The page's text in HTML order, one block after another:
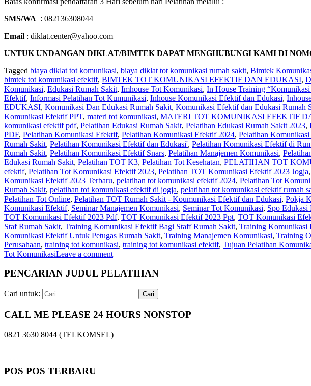
SMS/WA : 082136308044
Email : diklat.center@yahoo.com
UNTUK UNDANGAN DIKLAT/BIMTEK DAPAT MENGHUBUNGI KAMI DI
Tagged biaya diklat tot komunikasi, biaya diklat tot komunikasi rumah sakit, Bimtek
bimtek tot komunikasi efektif, BIMTEK TOT KOMUNIKASI EFEKTIF DAN EDUKASI,
Komunikasi, Edukasi Rumah Sakit, Imhouse Tot Komunikasi, In House Training
Efektif, Informasi Pelatihan Tot Kumunikasi, Inhouse Komunikasi Efektif dan Edukasi,
EDUKASI, Komunikasi Dan Edukasi Rumah Sakit, Komunikasi Efektif dan Edukasi Rumah
Komunikasi Efektif PPT, materi tot komunikasi, MATERI TOT KOMUNIKASI EFEKTIF
komunikasi efektif pdf, Pelatihan Edukasi Rumah Sakit, Pelatihan Edukasi Rumah Sakit 2023,
PDF, Pelatihan Komunikasi Efektif, Pelatihan Komunikasi Efektif 2024, Pelatihan
Rumah Sakit, Pelatihan Komunikasi Efektif dan Edukasi', Pelatihan Komunikasi Efektif di
Rumah Sakit, Pelatihan Komunikasi Efektif Snars, Pelatihan Manajemen Komunikasi,
Edukasi Rumah Sakit, Pelatihan TOT K3, Pelatihan Tot Kesehatan, PELATIHAN TOT
efektif, Pelatihan Tot Komunikasi Efektif 2023, Pelatihan TOT Komunikasi Efektif 2023 Jogja,
Komunikasi Efektif 2023 Terbaru, pelatihan tot komunikasi efektif 2024, Pelatihan Tot
Rumah Sakit, pelatihan tot komunikasi efektif di jogja, pelatihan tot komunikasi efektif rumah
Pelatihan Tot Online, Pelatihan TOT Rumah Sakit - Koumunikasi Efektif dan Edukasi, Pokja
Komunikasi Efektif, Seminar Manajemen Komunikasi, Seminar Tot Komunikasi, Spo Edukasi
TOT Komunikasi Efektif 2023 Pdf, TOT Komunikasi Efektif 2023 Ppt, TOT Komunikasi
Staf Rumah Sakit, Training Komunikasi Efektif Bagi Staff Rumah Sakit, Training Komunikasi
Komunikasi Efektif Untuk Petugas Rumah Sakit, Training Manajemen Komunikasi, Training
Perusahaan, training tot komunikasi, training tot komunikasi efektif, Tujuan Pelatihan
Tot KomunikasiLeave a comment
PENCARIAN JUDUL PELATIHAN
Cari untuk:
CALL ME PLEASE 24 HOURS NONSTOP
0821 3630 8044 (TELKOMSEL)
POS POS TERBARU